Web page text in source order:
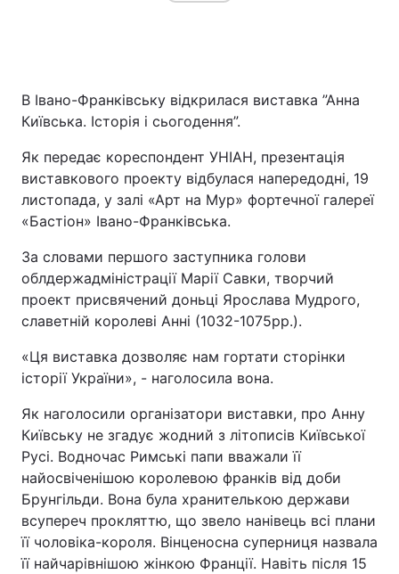
В Івано-Франківську відкрилася виставка ”Анна
Київська. Історія і сьогодення”.
Як передає кореспондент УНІАН, презентація
виставкового проекту відбулася напередодні, 19
листопада, у залі «Арт на Мур» фортечної галереї
«Бастіон» Івано-Франківська.
За словами першого заступника голови
облдержадміністрації Марії Савки, творчий
проект присвячений доньці Ярослава Мудрого,
славетній королеві Анні (1032-1075рр.).
«Ця виставка дозволяє нам гортати сторінки
історії України», - наголосила вона.
Як наголосили організатори виставки, про Анну
Київську не згадує жодний з літописів Київської
Русі. Водночас Римські папи вважали її
найосвіченішою королевою франків від доби
Брунгільди. Вона була хранителькою держави
всупереч прокляттю, що звело нанівець всі плани
її чоловіка-короля. Вінценосна суперниця назвала
її найчарівнішою жінкою Франції. Навіть після 15